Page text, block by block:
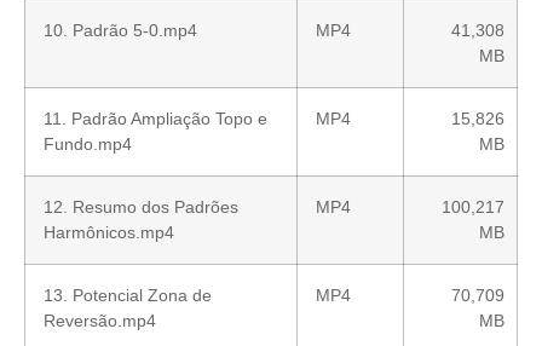
10. Padrão 5-0.mp4 MP4
41,308
MB
11. Padrão Ampliação Topo e
Fundo.mp4
MP4
15,826
MB
12. Resumo dos Padrões
Harmônicos.mp4
MP4
100,217
MB
13. Potencial Zona de
Reversão.mp4
MP4
70,709
MB